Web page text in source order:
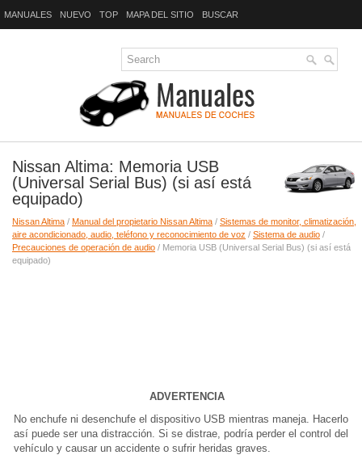
MANUALES NUEVO TOP MAPA DEL SITIO BUSCAR
Nissan Altima: Memoria USB
(Universal Serial Bus) (si así está
equipado)
Nissan Altima / Manual del propietario Nissan Altima / Sistemas de monitor, climatización,
aire acondicionado, audio, teléfono y reconocimiento de voz / Sistema de audio /
Precauciones de operación de audio / Memoria USB (Universal Serial Bus) (si así está
equipado)
ADVERTENCIA
No enchufe ni desenchufe el dispositivo USB mientras maneja. Hacerlo
así puede ser una distracción. Si se distrae, podría perder el control del
vehículo y causar un accidente o sufrir heridas graves.